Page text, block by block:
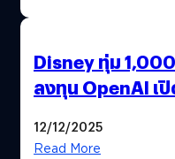
Disney ทุ่ม
ลงทุน OpenAI เ
12/12/2025
Read More